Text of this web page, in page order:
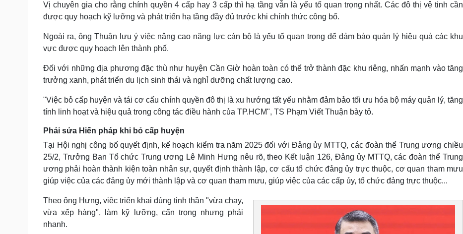
Vị chuyên gia cho rằng chính quyền 4 cấp hay 3 cấp thì hạ tầng vẫn là yếu tố quan trọng nhất. Các đô thị vệ tinh cần
được quy hoạch kỹ lưỡng và phát triển hạ tầng đầy đủ trước khi chính thức công bố.
Ngoài ra, ông Thuận lưu ý việc nâng cao năng lực cán bộ là yếu tố quan trọng để đảm bảo quản lý hiệu quả các khu
vực được quy hoạch lên thành phố.
Đối với những địa phương đặc thù như huyện Cần Giờ hoàn toàn có thể trở thành đặc khu riêng, nhấn mạnh vào tăng
trưởng xanh, phát triển du lịch sinh thái và nghỉ dưỡng chất lượng cao.
"Việc bỏ cấp huyện và tái cơ cấu chính quyền đô thị là xu hướng tất yếu nhằm đảm bảo tối ưu hóa bộ máy quản lý, tăng
tính linh hoạt và hiệu quả trong công tác điều hành của TP.HCM", TS Phạm Viết Thuận bày tỏ.
Phải sửa Hiến pháp khi bỏ cấp huyện
Tại Hội nghị công bố quyết định, kế hoạch kiểm tra năm 2025 đối với Đảng ủy MTTQ, các đoàn thể Trung ương chiều
25/2, Trưởng Ban Tổ chức Trung ương Lê Minh Hưng nêu rõ, theo Kết luận 126, Đảng ủy MTTQ, các đoàn thể Trung
ương phải hoàn thành kiện toàn nhân sự, quyết định thành lập, cơ cấu tổ chức đảng ủy trực thuộc, cơ quan tham mưu
giúp việc của các đảng ủy mới thành lập và cơ quan tham mưu, giúp việc của các cấp ủy, tổ chức đảng trực thuộc...
Theo ông Hưng, việc triển khai đúng tinh thần "vừa chạy,
vừa xếp hàng", làm kỹ lưỡng, cẩn trọng nhưng phải
nhanh.